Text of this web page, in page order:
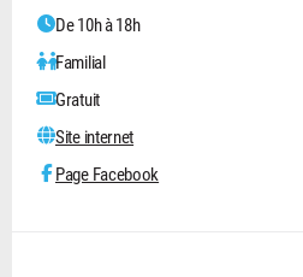
De 10h à 18h
Familial
Gratuit
Site internet
Page Facebook